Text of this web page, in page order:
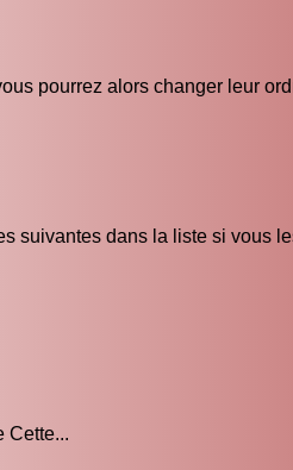
pourrez alors changer leur
suivantes dans la liste si vous
Cette...